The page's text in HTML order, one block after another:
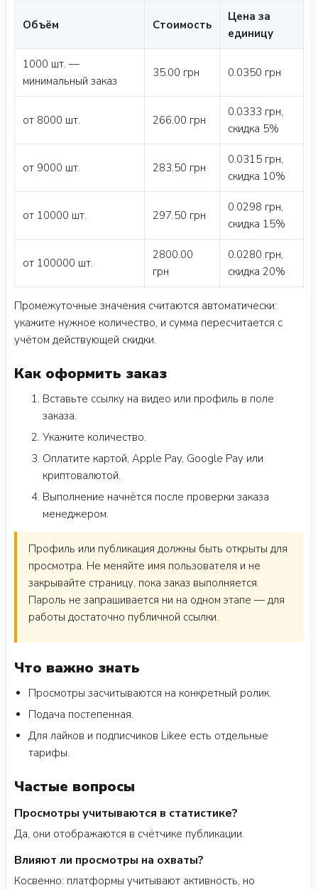
Объём Стоимость
Цена за
единицу
1000 шт. —
минимальный заказ
35.00 грн 0.0350 грн
от 8000 шт. 266.00 грн
0.0333 грн,
скидка 5%
от 9000 шт. 283.50 грн
0.0315 грн,
скидка 10%
от 10000 шт. 297.50 грн
0.0298 грн,
скидка 15%
от 100000 шт.
2800.00
грн
0.0280 грн,
скидка 20%
Промежуточные значения считаются автоматически:
укажите нужное количество, и сумма пересчитается с
учётом действующей скидки.
Как оформить заказ
Вставьте ссылку на видео или профиль в поле
заказа.
Укажите количество.
Оплатите картой, Apple Pay, Google Pay или
криптовалютой.
Выполнение начнётся после проверки заказа
менеджером.
Профиль или публикация должны быть открыты для
просмотра. Не меняйте имя пользователя и не
закрывайте страницу, пока заказ выполняется.
Пароль не запрашивается ни на одном этапе — для
работы достаточно публичной ссылки.
Что важно знать
Просмотры засчитываются на конкретный ролик.
Подача постепенная.
Для лайков и подписчиков Likee есть отдельные
тарифы.
Частые вопросы
Просмотры учитываются в статистике?
Да, они отображаются в счётчике публикации.
Влияют ли просмотры на охваты?
Косвенно: платформы учитывают активность, но